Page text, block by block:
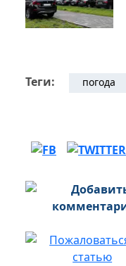
Теги: погода